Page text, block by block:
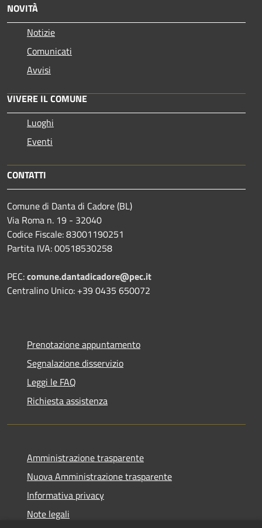
NOVITÀ
Notizie
Comunicati
Avvisi
VIVERE IL COMUNE
Luoghi
Eventi
CONTATTI
Comune di Danta di Cadore (BL)
Via Roma n. 19 - 32040
Codice Fiscale: 83001190251
Partita IVA: 00518530258
PEC:comune.dantadicadore@pec.it
Centralino Unico: +39 0435 650072
Prenotazione appuntamento
Segnalazione disservizio
Leggi le FAQ
Richiesta assistenza
Amministrazione trasparente
Nuova Amministrazione trasparente
Informativa privacy
Note legali